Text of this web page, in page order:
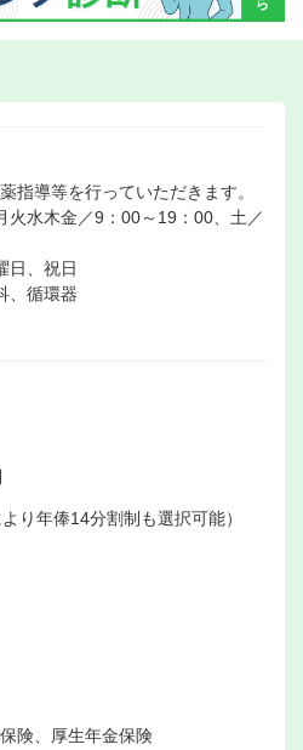
指導等を行っていただきます。
火水木金／9：00～19：00、土／
日、祝日
、循環器
り年俸14分割制も選択可能）
険、厚生年金保険